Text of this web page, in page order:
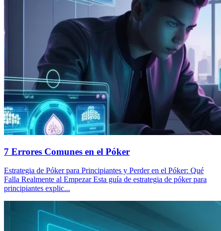
7 Errores Comunes en el Póker
Estrategia de Póker para Principiantes y Perder en el Póker: Qué
Falla Realmente al Empezar Esta guía de estrategia de póker para
principiantes explic...